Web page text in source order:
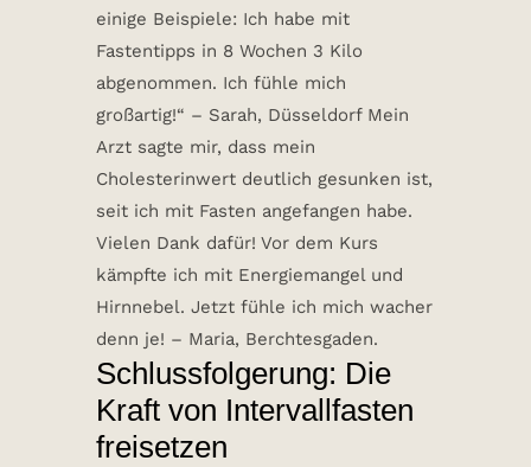
einige Beispiele: Ich habe mit
Fastentipps in 8 Wochen 3 Kilo
abgenommen. Ich fühle mich
großartig!“ – Sarah, Düsseldorf Mein
Arzt sagte mir, dass mein
Cholesterinwert deutlich gesunken ist,
seit ich mit Fasten angefangen habe.
Vielen Dank dafür! Vor dem Kurs
kämpfte ich mit Energiemangel und
Hirnnebel. Jetzt fühle ich mich wacher
denn je! – Maria, Berchtesgaden.
Schlussfolgerung: Die
Kraft von Intervallfasten
freisetzen